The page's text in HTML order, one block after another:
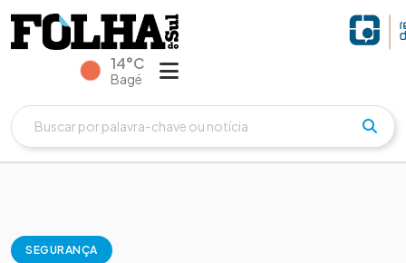
14°C
Bagé
SEGURANÇA